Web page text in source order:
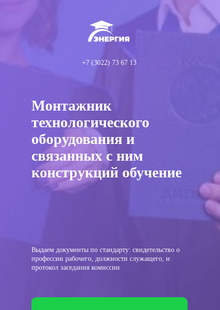
Монтажник
технологического
оборудования и
связанных с ним
конструкций обучение
Выдаем документы по стандарту: свидетельство о
профессии рабочего, должности служащего, и
протокол заседания комиссии
+7 (3022) 73 67 13